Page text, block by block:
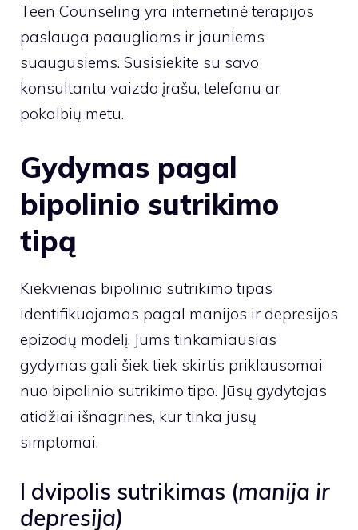
Teen Counseling yra internetinė terapijos
paslauga paaugliams ir jauniems
suaugusiems. Susisiekite su savo
konsultantu vaizdo įrašu, telefonu ar
pokalbių metu.
Gydymas pagal
bipolinio sutrikimo
tipą
Kiekvienas bipolinio sutrikimo tipas
identifikuojamas pagal manijos ir depresijos
epizodų modelį. Jums tinkamiausias
gydymas gali šiek tiek skirtis priklausomai
nuo bipolinio sutrikimo tipo. Jūsų gydytojas
atidžiai išnagrinės, kur tinka jūsų
simptomai.
I dvipolis sutrikimas (manija ir
depresija)